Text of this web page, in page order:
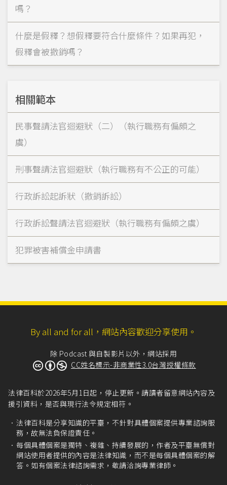
嗎？
什麼是假釋？想假釋要符合什麼條件？如果再犯，
假釋會被撤銷嗎？
相關範本
民事聲請法官迴避狀（二）（執行職務有偏頗之
虞）
刑事聲請法官迴避狀（執行職務有不公正的可能）
行政訴訟起訴狀（撤銷訴訟）
行政訴訟聲請法官迴避狀（執行職務有偏頗之虞）
犯罪被害補償金申請書
By all and for all，網站內容歡迎分享使用。
除 Podcast 與自製影片以外，網站採用
CC姓名標示-非商業性3.0台灣授權條款
法律百科於2026年5月1日起，停止更新。請讀者留意網站內容及
援引資料，是否與現行法令規定相符。
法律百科是分享知識的平臺，不針對具體個案提供專業諮詢服
務，故無法負保證責任。
每個具體個案是獨特、複雜、持續發展的，作者及平臺無償對
網站使用者提供的內容是法律知識，而不是每個具體個案的解
答。如有個案法律諮詢需求，敬請洽詢專業律師。